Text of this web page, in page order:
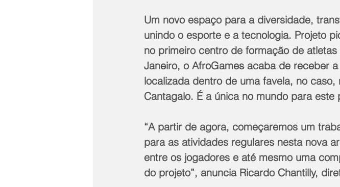
Um novo espaço para a diversidade,
unindo o esporte e a tecnologia. Projeto
no primeiro centro de formação de
Janeiro, o AfroGames acaba de receber
localizada dentro de uma favela, no
Cantagalo. É a única no mundo para este
“A partir de agora, começaremos um
para as atividades regulares nesta nova
entre os jogadores e até mesmo uma
do projeto”, anuncia Ricardo Chantilly,